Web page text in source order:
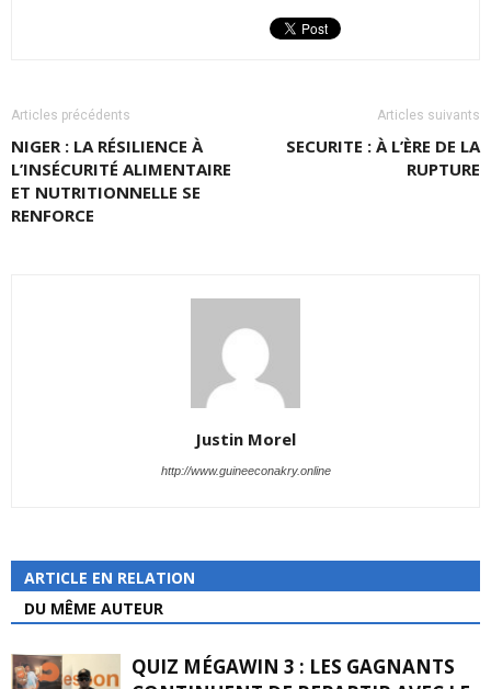
Articles précédents
NIGER : LA RÉSILIENCE À
L’INSÉCURITÉ ALIMENTAIRE
ET NUTRITIONNELLE SE
RENFORCE
Articles suivants
SECURITE : À L’ÈRE DE LA
RUPTURE
Justin Morel
http://www.guineeconakry.online
ARTICLE EN RELATION
DU MÊME AUTEUR
QUIZ MÉGAWIN 3 : LES GAGNANTS